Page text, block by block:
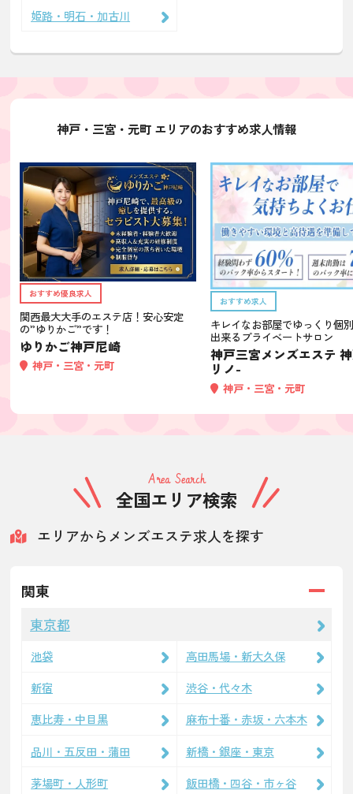
姫路・明石・加古川
神戸・三宮・元町 エリアのおすすめ求人情報
おすすめ優良求人
関西最大大手のエステ店！安心安定
の”ゆりかご”です！
ゆりかご神戸尼崎
神戸・三宮・元町
おすすめ求人
キレイなお部屋でゆっくり個
出来るプライベートサロン
神戸三宮メンズエステ
リノ-
神戸・三宮・元町
Area Search
全国エリア検索
エリアからメンズエステ求人を探す
関東
東京都
池袋
高田馬場・新大久保
新宿
渋谷・代々木
恵比寿・中目黒
麻布十番・赤坂・六本木
品川・五反田・蒲田
新橋・銀座・東京
茅場町・人形町
飯田橋・四谷・市ヶ谷